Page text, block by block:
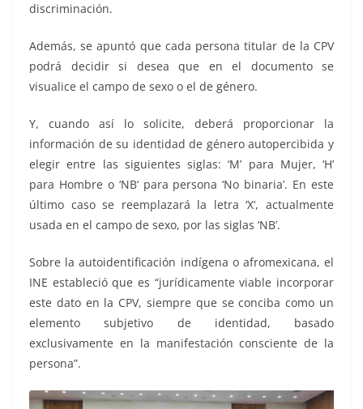
discriminación.
Además, se apuntó que cada persona titular de la CPV
podrá decidir si desea que en el documento se
visualice el campo de sexo o el de género.
Y, cuando así lo solicite, deberá proporcionar la
información de su identidad de género autopercibida y
elegir entre las siguientes siglas: ‘M’ para Mujer, ‘H’
para Hombre o ‘NB‘ para persona ‘No binaria’. En este
último caso se reemplazará la letra ‘X‘, actualmente
usada en el campo de sexo, por las siglas ‘NB’.
Sobre la autoidentificación indígena o afromexicana, el
INE estableció que es “jurídicamente viable incorporar
este dato en la CPV, siempre que se conciba como un
elemento subjetivo de identidad, basado
exclusivamente en la manifestación consciente de la
persona”.